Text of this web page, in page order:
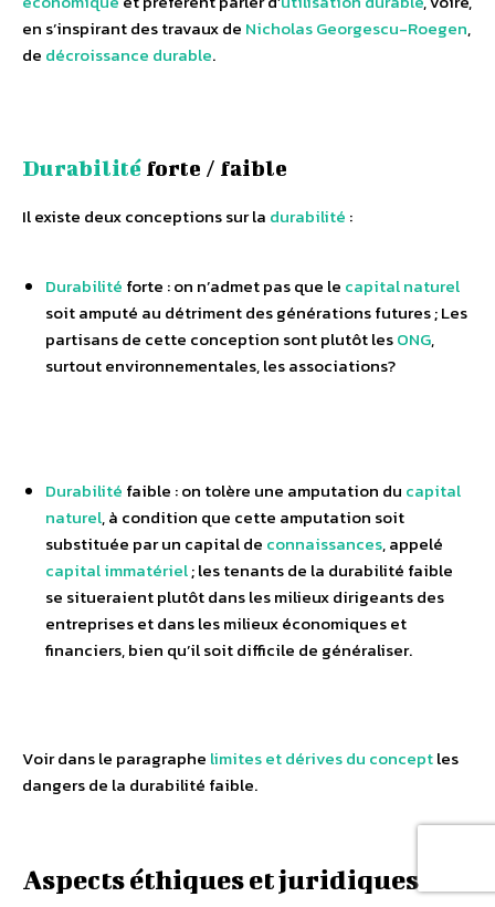
en s’inspirant des travaux de Nicholas Georgescu-Roegen,
de décroissance durable.
Durabilité forte / faible
Il existe deux conceptions sur la durabilité :
Durabilité forte : on n’admet pas que le capital naturel
soit amputé au détriment des générations futures ; Les
partisans de cette conception sont plutôt lesONG,
surtout environnementales, les associations?
Durabilité faible : on tolère une amputation du capital
naturel, à condition que cette amputation soit
substituée par un capital de connaissances, appelé
capital immatériel; les tenants de la durabilité faible
se situeraient plutôt dans les milieux dirigeants des
entreprises et dans les milieux économiques et
financiers, bien qu’il soit difficile de généraliser.
Voir dans le paragraphe limites et dérives du conceptles
dangers de la durabilité faible.
Aspects éthiques et juridiques